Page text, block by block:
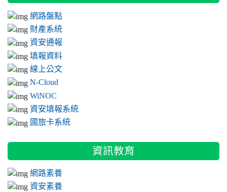
網路盤點
財產系統
資安通報
填報資料
線上公文
N-Cloud
WiNOC
資安填報系統
國旅卡系統
資訊教育
網路素養
資安素養